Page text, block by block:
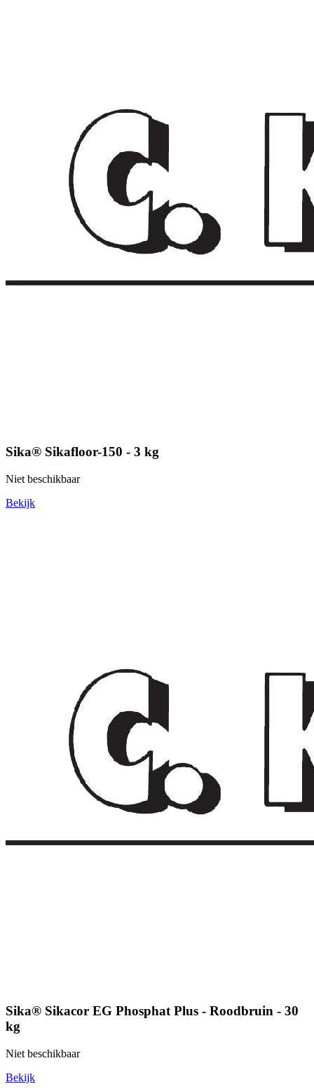
Sika® Sikafloor-150 - 3 kg
Niet beschikbaar
Bekijk
Sika® Sikacor EG Phosphat Plus - Roodbruin - 30
kg
Niet beschikbaar
Bekijk